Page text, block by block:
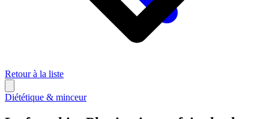
Retour à la liste
Diététique & minceur